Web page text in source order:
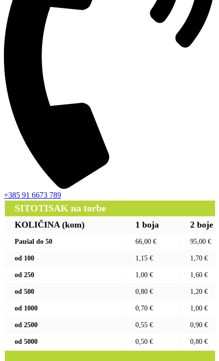
+385 91 6673 789
SITOTISAK na torbe
KOLIČINA (kom) 1 boja 2 boje
Paušal do 50 66,00 € 95,00 €
od 100 1,15 € 1,70 €
od 250 1,00 € 1,60 €
od 500 0,80 € 1,20 €
od 1000 0,70 € 1,00 €
od 2500 0,55 € 0,90 €
od 5000 0,50 € 0,80 €